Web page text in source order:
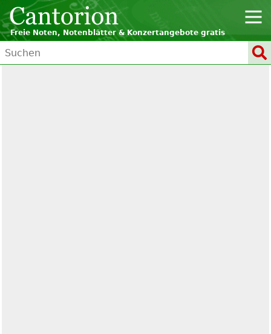
Freie Noten, Notenblätter & Konzertangebote gratis